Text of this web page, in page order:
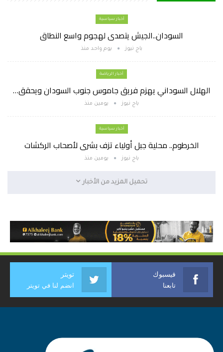
أخبار سياسية
السودان..الجيش يتصدى لهجوم واسع النطاق
باج نيوز يوم واحد منذ
أخبار الرياضة
الهلال السوداني يهزم فريق جاموس جنوب السودان ويحقق…
باج نيوز يومين منذ
أخبار سياسية
الخرطوم.. محلية جبل أولياء تزف بشرى لأصحاب الركشات
باج نيوز يومين منذ
تحميل المزيد من الأخبار
فيسبوك
تابعنا
تويتر
انضم لنا في تويتر